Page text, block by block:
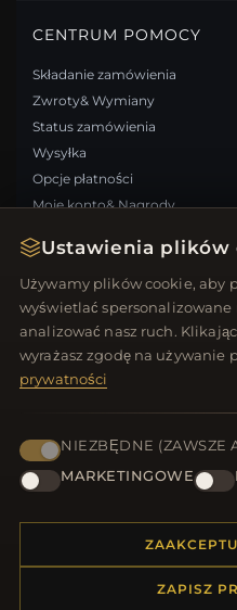
Ustawienia plików
Używamy plików cookie, aby
wyświetlać
analizować nasz ruch.
wyrażasz zgodę na używanie
prywatności
NIEZBĘDNE (ZAWSZE
MARKETINGOWE
ZAPISZ
CENTRUM POMOCY
Składanie zamówienia
Zwroty& Wymiany
Status zamówienia
Wysyłka
Opcje płatności
Moje konto& Nagrody
SZYBKIE LINKI
Nowe produkty
Oferty specjalne
Recenzje
Zaloguj się